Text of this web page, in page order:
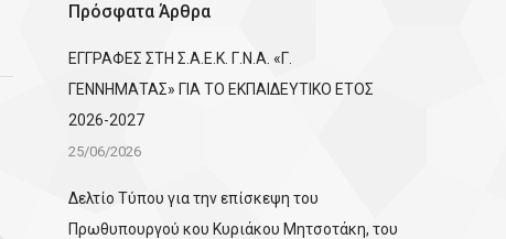
Πρόσφατα Άρθρα
ΕΓΓΡΑΦΕΣ ΣΤΗ Σ.Α.Ε.Κ. Γ.Ν.Α. «Γ.
ΓΕΝΝΗΜΑΤΑΣ» ΓΙΑ ΤΟ ΕΚΠΑΙΔΕΥΤΙΚΟ ΕΤΟΣ
2026-2027
25/06/2026
Δελτίο Τύπου για την επίσκεψη του
Πρωθυπουργού κου Κυριάκου Μητσοτάκη, του